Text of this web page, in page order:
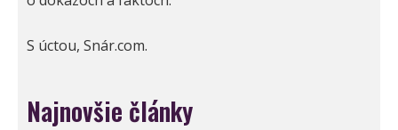
S úctou, Snár.com.
Najnovšie články